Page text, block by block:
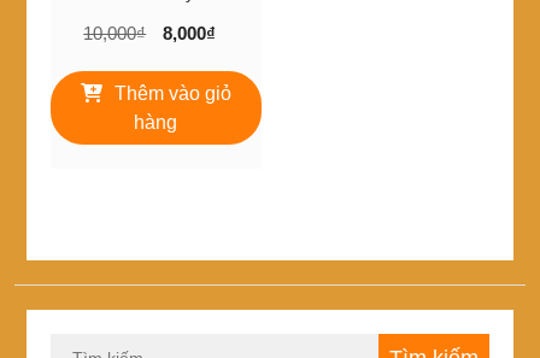
10,000₫
Giá
là:
10,000₫.
8,000₫
tại
8,000₫.
Thêm vào giỏ
hàng